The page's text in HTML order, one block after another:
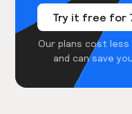
Try it free for
Our plans cost
and can save